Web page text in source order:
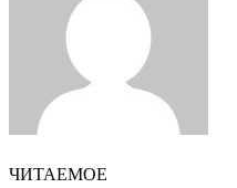
ЧИТАЕМОЕ